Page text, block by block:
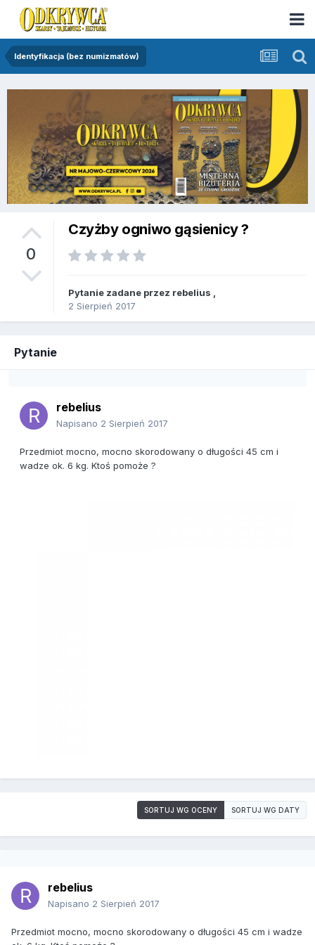
Identyfikacja (bez numizmatów)
0
Czyżby ogniwo gąsienicy ?
Pytanie zadane przez rebelius
2 Sierpień 2017
Pytanie
rebelius
Napisano 2 Sierpień 2017
Przedmiot mocno, mocno skorodowany o długości 45 cm i
wadze ok. 6 kg. Ktoś pomoże ?
SORTUJ WG OCENY SORTUJ WG DATY
rebelius
Napisano 2 Sierpień 2017
Przedmiot mocno, mocno skorodowany o długości 45 cm i wadze